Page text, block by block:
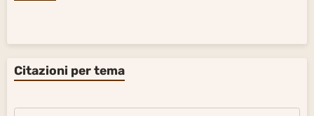
Citazioni per tema